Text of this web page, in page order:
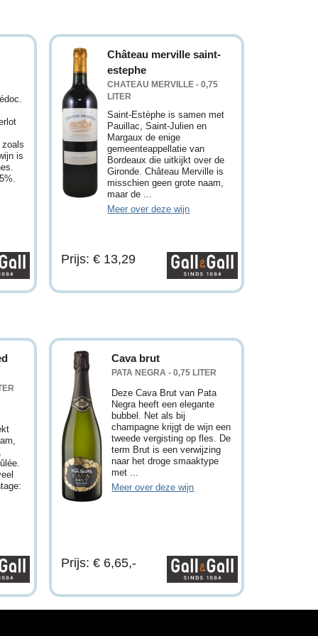
is
Château merville saint-
estephe
CHATEAU MERVILLE - 0,75
LITER
Saint-Estèphe is samen met
Pauillac, Saint-Julien en
Margaux de enige
gemeenteappellatie van
Bordeaux die uitkijkt over de
Gironde. Château Merville is
misschien geen grote naam,
maar de ...
Meer over deze wijn
Prijs: € 13,29
Cava brut
PATA NEGRA - 0,75 LITER
Deze Cava Brut van Pata
Negra heeft een elegante
bubbel. Net als bij
champagne krijgt de wijn een
tweede vergisting op fles. De
term Brut is een verwijzing
naar het droge smaaktype
met ...
Meer over deze wijn
Prijs: € 6,65,-